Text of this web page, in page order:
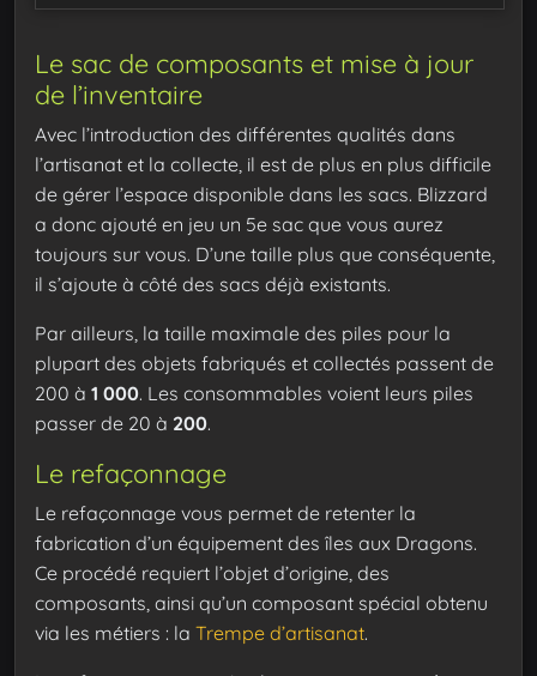
Le sac de composants et mise à jour
de l’inventaire
Avec l’introduction des différentes qualités dans
l’artisanat et la collecte, il est de plus en plus difficile
de gérer l’espace disponible dans les sacs. Blizzard
a donc ajouté en jeu un 5e sac que vous aurez
toujours sur vous. D’une taille plus que conséquente,
il s’ajoute à côté des sacs déjà existants.
Par ailleurs, la taille maximale des piles pour la
plupart des objets fabriqués et collectés passent de
200 à 1 000. Les consommables voient leurs piles
passer de 20 à 200.
Le refaçonnage
Le refaçonnage vous permet de retenter la
fabrication d’un équipement des îles aux Dragons.
Ce procédé requiert l’objet d’origine, des
composants, ainsi qu’un composant spécial obtenu
via les métiers : la Trempe d’artisanat.